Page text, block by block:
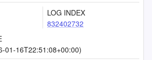
LOG INDEX
832402732
01-16T22:51:08+00:00)